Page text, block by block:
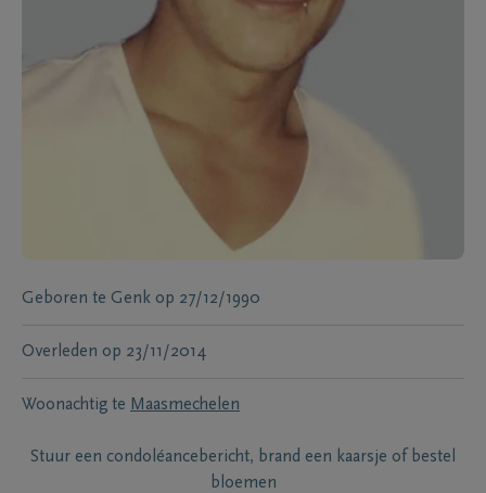
Geboren te Genk op 27/12/1990
Overleden op 23/11/2014
Woonachtig te Maasmechelen
Stuur een condoléancebericht, brand een kaarsje of bestel
bloemen